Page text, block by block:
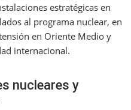
estratégicas en
al programa nuclear, en
en Oriente Medio y
internacional.
nucleares y